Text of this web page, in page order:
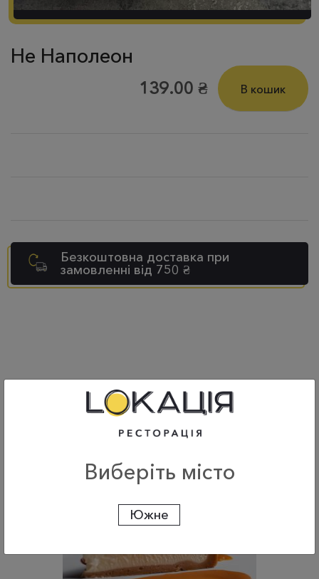
Не Наполеон
139.00 ₴ В кошик
Безкоштовна доставка при
замовленні від 750 ₴
СХОЖІ ТОВАРИ
Виберіть місто
Южне